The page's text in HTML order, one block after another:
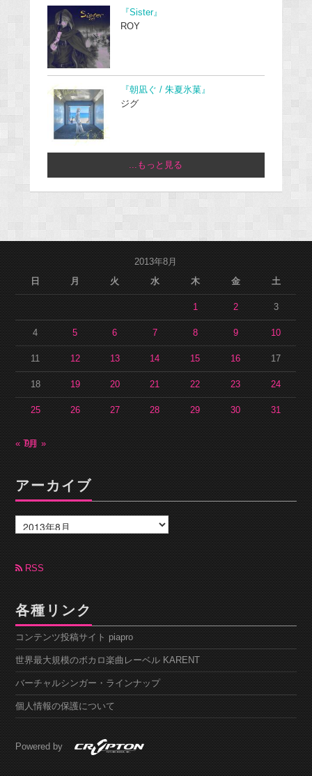
『Sister』
ROY
『朝凪ぐ / 朱夏氷菓』
ジグ
...もっと見る
2013年8月
日
月 火 水 木 金 土
1 2 3
4 5 6 7 8 9 10
11 12 13 14 15 16 17
18 19 20 21 22 23 24
25 26 27 28 29 30 31
« 7月9月 »
アーカイブ
ー
カ
ブ RSS
各種リンク
コンテンツ投稿サイト piapro
世界最大規模のボカロ楽曲レーベル KARENT
バーチャルシンガー・ラインナップ
個人情報の保護について
Powered by